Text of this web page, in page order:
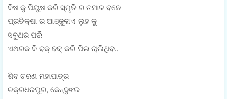
ବିଷ କୁ ପିୟୁଷ କରି ସ୍ମୃତି ର ତମାଳ ବନେ
ପ୍ରତିକ୍ଷା ର ଆଞ୍ଜୁଳାଏ ଲୁହ କୁ
ସବୁଥର ପରି
ଏଥରକ ବି ଢକ୍ ଢକ୍ କରି ପିଇ ଚାଲିଥିବ..
ଶିବ ଚରଣ ମହାପାତ୍ର
ଚକ୍ରଧରପୁର, କେନ୍ଦୁଝର